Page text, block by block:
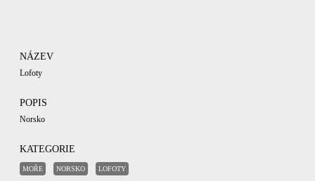
NÁZEV
Lofoty
POPIS
Norsko
KATEGORIE
MOŘE NORSKO LOFOTY